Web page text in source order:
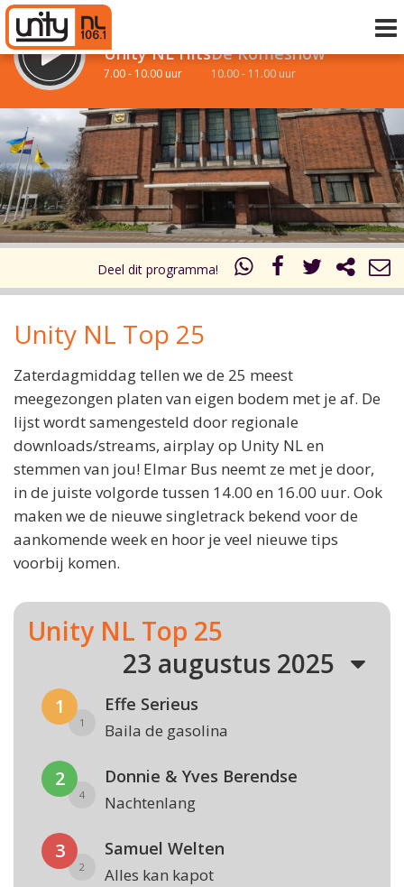
LUISTER LIVE:
Unity NL Hits
7.00 - 10.00 uur
De Koffieshow
10.00 - 11.00 uur
Vorig uur uur 1 van 0 Volgend uur
Inklappen
Deel dit programma!
Unity NL Top 25
Zaterdagmiddag tellen we de 25 meest
meegezongen platen van eigen bodem met je af. De
lijst wordt samengesteld door regionale
downloads/streams, airplay op Unity NL en
stemmen van jou! Elmar Bus neemt ze met je door,
in de juiste volgorde tussen 14.00 en 16.00 uur. Ook
maken we de nieuwe singletrack bekend voor de
aankomende week en hoor je veel nieuwe tips
voorbij komen.
Unity NL Top 25
23 augustus 2025
1
1
Effe Serieus
Baila de gasolina
2
4
Donnie & Yves Berendse
Nachtenlang
3
2
Samuel Welten
Alles kan kapot